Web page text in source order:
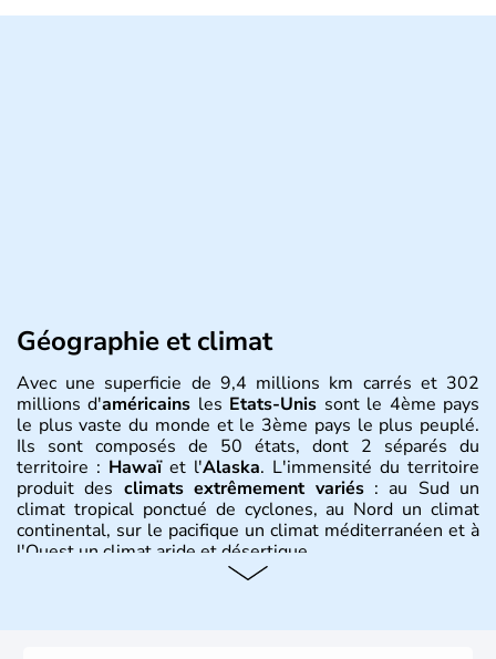
Géographie et climat
Avec une superficie de 9,4 millions km carrés et 302
millions d'américains les Etats-Unis sont le 4ème pays
le plus vaste du monde et le 3ème pays le plus peuplé.
Ils sont composés de 50 états, dont 2 séparés du
territoire : Hawaïet l'Alaska. L'immensité du territoire
produit des climats extrêmement variés: au Sud un
climat tropical ponctué de cyclones, au Nord un climat
continental, sur le pacifique un climat méditerranéen et à
l'Ouest un climat aride et désertique.